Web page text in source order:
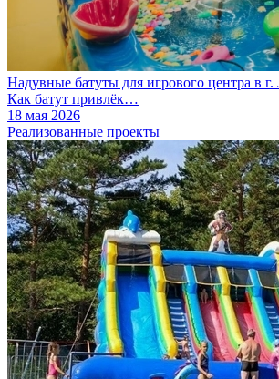
Надувные батуты для игрового центра в г.
Как батут привлёк…
18 мая 2026
Реализованные проекты